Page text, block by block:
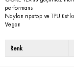
performans
Naylon ripstop ve TPU üst
Vegan
Renk